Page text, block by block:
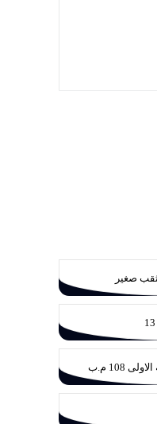
خلفية مزدوجة الاولى 108 م.ب
بفتحة عدسة F/1.8 والثانية 2 م.ب للعزل